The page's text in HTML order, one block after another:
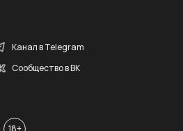
Канал в Telegram
Сообщество в ВК
18+